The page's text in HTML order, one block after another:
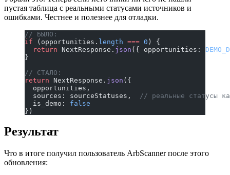
пустая таблица с реальными статусами источников и
ошибками. Честнее и полезнее для отладки.
// БЫЛО:
if (opportunities. length === 0 ) {
  return
NextResponse. json ({ opportunities:
}
// СТАЛО:
return NextResponse. json ({
  opportunities,
  sources: sourceStatuses,
// реальные статусы
  is_demo:
false
})
Результат
Что в итоге получил пользователь ArbScanner после этого
обновления: